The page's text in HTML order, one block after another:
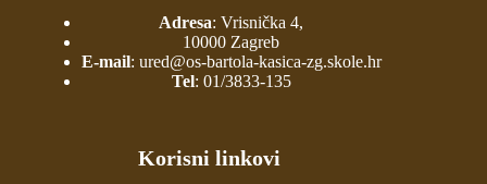
Adresa: Vrisnička 4,
10000 Zagreb
E-mail: ured@os-bartola-kasica-zg.skole.hr
Tel: 01/3833-135
Korisni linkovi